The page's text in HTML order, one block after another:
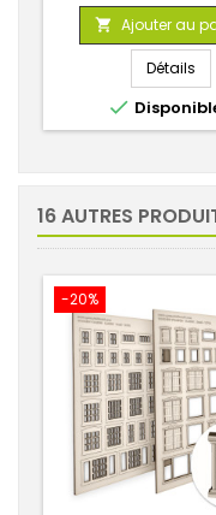
de
 Ajouter au
Détails

16 AUTRES
-20%